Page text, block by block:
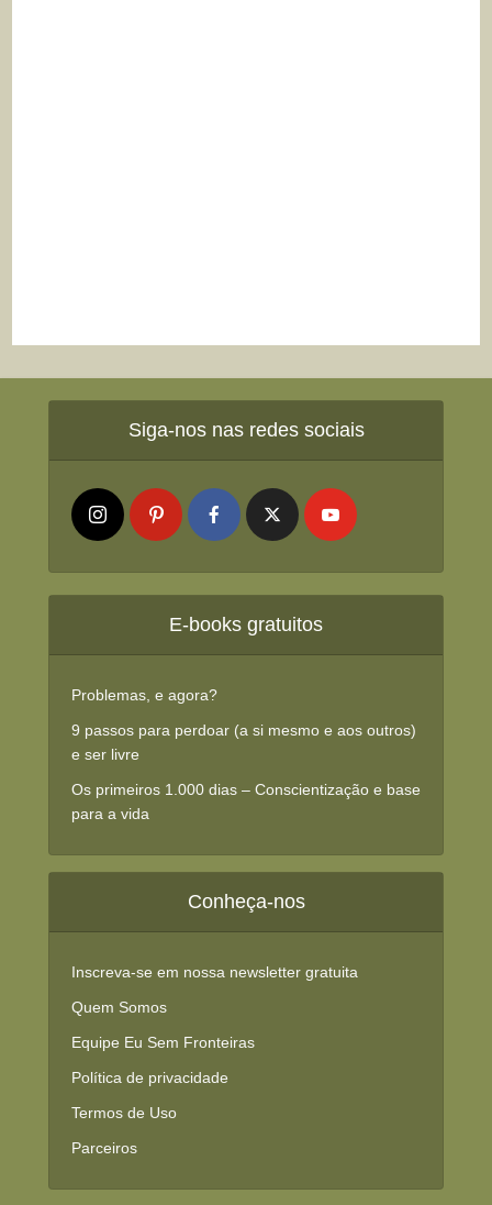
Siga-nos nas redes sociais
E-books gratuitos
Problemas, e agora?
9 passos para perdoar (a si mesmo e aos outros)
e ser livre
Os primeiros 1.000 dias – Conscientização e base
para a vida
Conheça-nos
Inscreva-se em nossa newsletter gratuita
Quem Somos
Equipe Eu Sem Fronteiras
Política de privacidade
Termos de Uso
Parceiros